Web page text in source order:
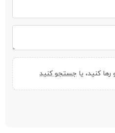
کنید، یا جستجو کنید